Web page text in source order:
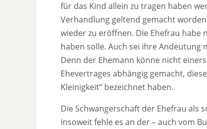
für das Kind allein zu tragen haben
Verhandlung geltend gemacht
wieder zu eröffnen. Die Ehefrau
haben solle. Auch sei ihre
Denn der Ehemann könne nicht
Ehevertrages abhängig gemacht,
Kleinigkeit“ bezeichnet haben.
Die Schwangerschaft der Ehefrau als
insoweit fehle es an der – auch vom